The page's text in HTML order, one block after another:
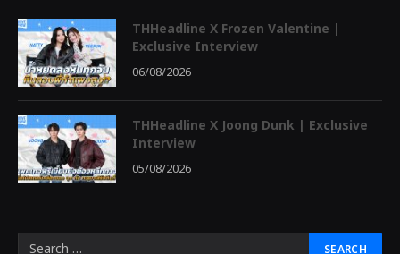
THHeadline X Frozen Valentine |
Exclusive Interview
06/08/2026
THHeadline X Joong Dunk | Exclusive
Interview
05/08/2026